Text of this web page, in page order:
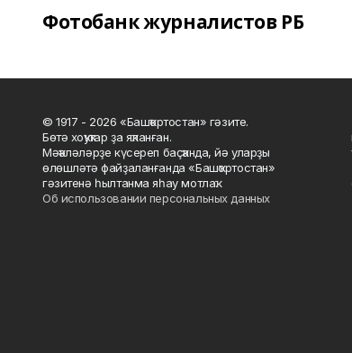
Фотобанк журналистов РБ
© 1917 - 2026 «Башҡортостан» гәзите.
Бөтә хоҡуҡтар ҙа яҡланған.
Мәҡәләләрҙе күсереп баҫҡанда, йә уларҙы
өлөшләтә файҙаланғанда «Башҡортостан»
гәзитенә һылтанма яһау мотлаҡ.
Об использовании персональных данных